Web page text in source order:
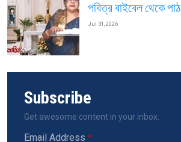
পবিত্র বাইবেল থেকে পাঠ
Jul 31, 2026
Subscribe
Get awesome content in your inbox.
Email Address